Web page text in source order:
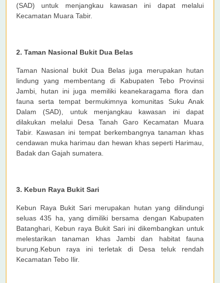
(SAD) untuk menjangkau kawasan ini dapat melalui
Kecamatan Muara Tabir.
2. Taman Nasional Bukit Dua Belas
Taman Nasional bukit Dua Belas juga merupakan hutan
lindung yang membentang di Kabupaten Tebo Provinsi
Jambi, hutan ini juga memiliki keanekaragama flora dan
fauna serta tempat bermukimnya komunitas Suku Anak
Dalam (SAD), untuk menjangkau kawasan ini dapat
dilakukan melalui Desa Tanah Garo Kecamatan Muara
Tabir. Kawasan ini tempat berkembangnya tanaman khas
cendawan muka harimau dan hewan khas seperti Harimau,
Badak dan Gajah sumatera.
3. Kebun Raya Bukit Sari
Kebun Raya Bukit Sari merupakan hutan yang dilindungi
seluas 435 ha, yang dimiliki bersama dengan Kabupaten
Batanghari, Kebun raya Bukit Sari ini dikembangkan untuk
melestarikan tanaman khas Jambi dan habitat fauna
burung.Kebun raya ini terletak di Desa teluk rendah
Kecamatan Tebo Ilir.